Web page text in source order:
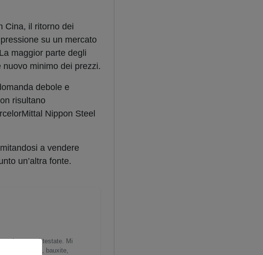
Cina, il ritorno dei
su un mercato
maggior parte degli
minimo dei prezzi.
debole e
risultano
Nippon Steel
a vendere
un’altra fonte.
per importanti testate. Mi
(carbone, bauxite,